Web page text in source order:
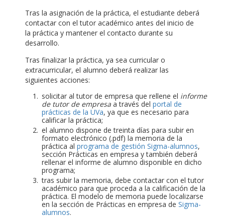
Tras la asignación de la práctica, el estudiante deberá
contactar con el tutor académico antes del inicio de
la práctica y mantener el contacto durante su
desarrollo.
Tras finalizar la práctica, ya sea curricular o
extracurricular, el alumno deberá realizar las
siguientes acciones:
solicitar al tutor de empresa que rellene el informe
de tutor de empresa a través del portal de
prácticas de la UVa, ya que es necesario para
calificar la práctica;
el alumno dispone de treinta días para subir en
formato electrónico (.pdf) la memoria de la
práctica al programa de gestión Sigma-alumnos,
sección Prácticas en empresa y también deberá
rellenar el informe de alumno disponible en dicho
programa;
tras subir la memoria, debe contactar con el tutor
académico para que proceda a la calificación de la
práctica. El modelo de memoria puede localizarse
en la sección de Prácticas en empresa de Sigma-
alumnos.